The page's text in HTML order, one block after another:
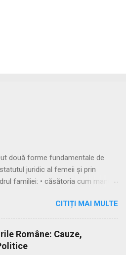
două forme fundamentale de
juridic al femeii și prin
familiei: • căsătoria cum manus
cu manus, prin care femeia
devenind parte a familiei
tot mai multe femei au
trăind în uniuni
romanii au recunoscut și
CITIȚI MAI MULTE
Române: Cauze,